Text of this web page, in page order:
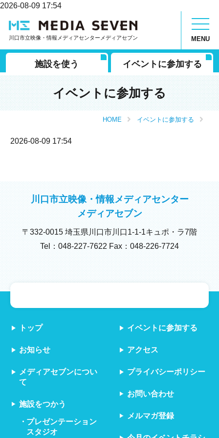
2026-08-09 17:54
川口市立映像・情報メディアセンターメディアセブン MENU
施設を使う イベントに参加する
イベントに参加する
HOME イベントに参加する
2026-08-09 17:54
川口市立映像・情報メディアセンター
メディアセブン
〒332-0015 埼玉県川口市川口1-1-1キュポ・ラ7階
Tel：048-227-7622 Fax：048-226-7724
トップ
お知らせ
メディアセブンについ
て
施設をつかう
プレゼンテーション
スタジオ
イベントに参加する
アクセス
プライバシーポリシー
お問い合わせ
メルマガ登録